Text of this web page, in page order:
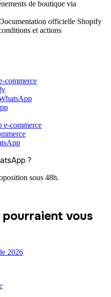
de boutique via
officielle Shopify
et actions
commerce
e-commerce
?
sous 48h.
vous
2026